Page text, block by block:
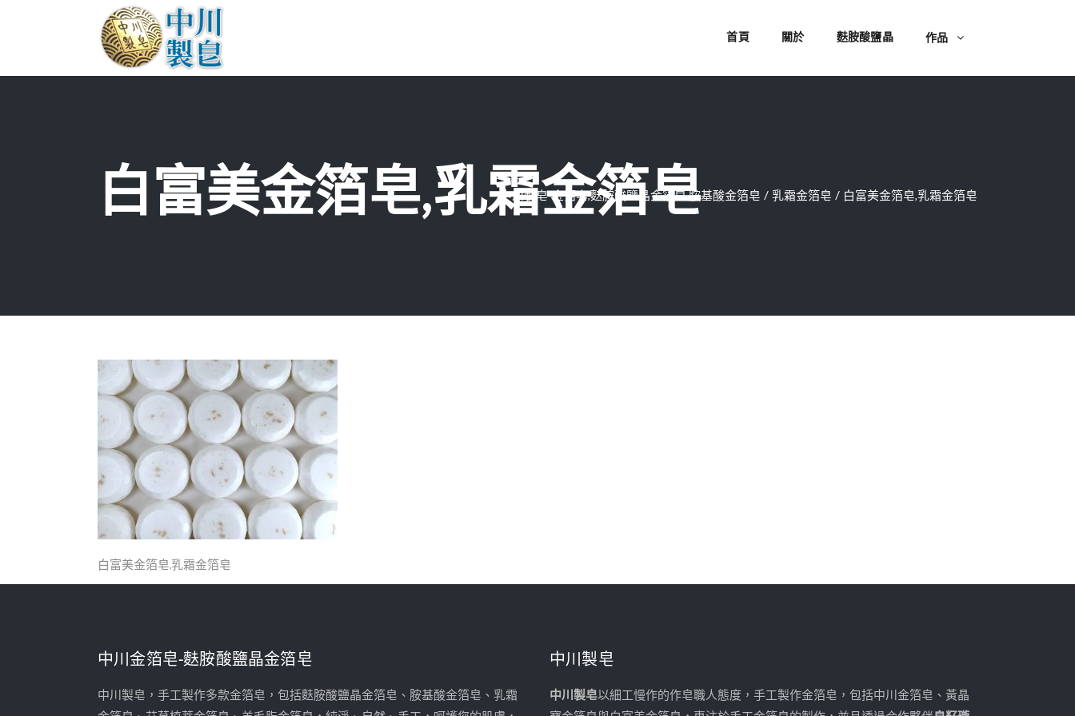
首頁 關於 麩胺酸鹽晶 作品
白富美金箔皂,乳霜金箔皂
中川製皂-金箔皂,麩胺酸鹽晶金箔皂,胺基酸金箔皂 /乳霜金箔皂 / 白富美金箔皂,乳霜金箔皂
白富美金箔皂,乳霜金箔皂
中川金箔皂-麩胺酸鹽晶金箔皂
中川製皂，手工製作多款金箔皂，包括麩胺酸鹽晶金箔皂、胺基酸金箔皂、乳霜
中川製皂
中川製皂以細工慢作的作皂職人態度，手工製作金箔皂，包括中川金箔皂、黃晶